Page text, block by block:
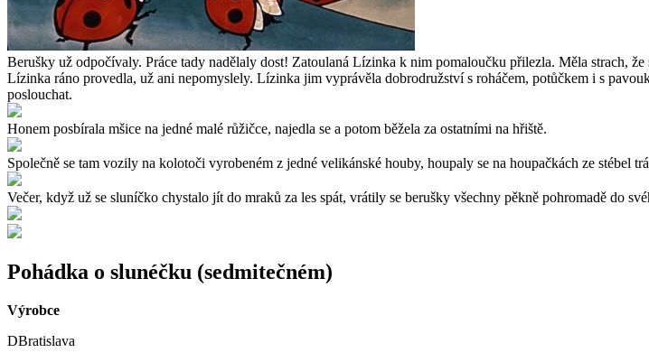
Berušky už odpočívaly. Práce tady nadělaly dost! Zatoulaná Lízinka k nim pomaloučku přilezla. Měla strach,
Lízinka ráno provedla, už ani nepomyslely. Lízinka jim vyprávěla dobrodružství s roháčem, potůčkem i s
poslouchat.
Honem posbírala mšice na jedné malé růžičce, najedla se a potom běžela za ostatními na hřiště.
Společně se tam vozily na kolotoči vyrobeném z jedné velikánské houby, houpaly se na houpačkách ze stébel
Večer, když už se sluníčko chystalo jít do mraků za les spát, vrátily se berušky všechny pěkně pohromadě do
Pohádka o slunéčku (sedmitečném)
Výrobce
DBratislava